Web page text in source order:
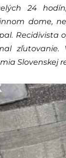
24
dome,
Recidivista
zľutovanie.
Slovenskej